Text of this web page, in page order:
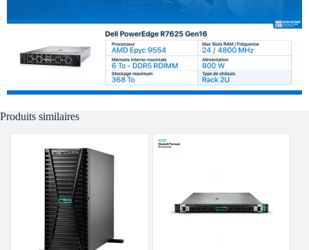
Produits similaires